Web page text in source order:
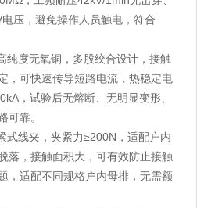
压，避免操作人员触电，符合
纯度无氧铜，多股绞合设计，接触
，可快速传导短路电流，热稳定电
，试验后无熔断、无明显变形、
可靠。
式线夹，夹紧力≥200N，适配户内
落，接触面积大，可有效防止接触
，适配不同规格户内母排，无需额